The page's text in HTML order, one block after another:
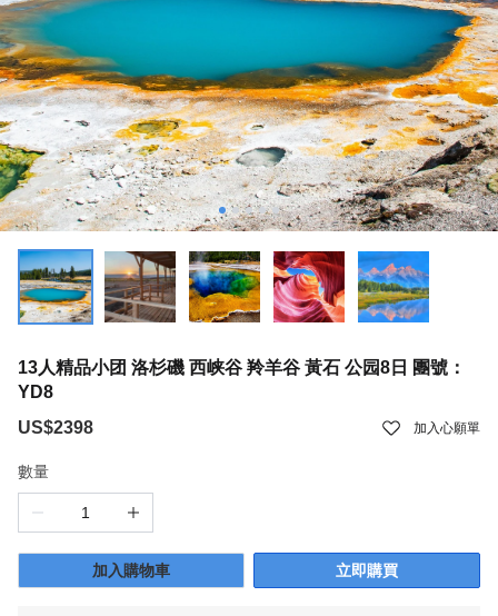
13人精品小团 洛杉磯 西峡谷 羚羊谷 黃石 公园8日 團號：
YD8
US$2398
加入心願單
數量
加入購物車 立即購買